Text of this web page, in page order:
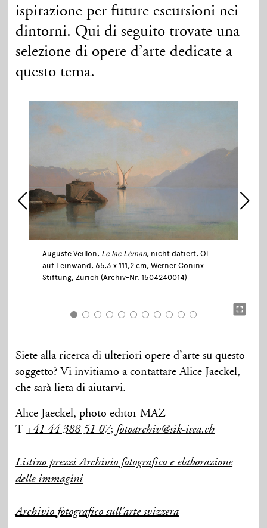
ispirazione per future escursioni nei
dintorni. Qui di seguito trovate una
selezione di opere d’arte dedicate a
questo tema.
Auguste Veillon, Le lac Léman, nicht datiert, Öl
auf Leinwand, 65,3 x 111,2 cm, Werner Coninx
Stiftung, Zürich (Archiv-Nr. 1504240014)
Siete alla ricerca di ulteriori opere d’arte su questo
soggetto? Vi invitiamo a contattare Alice Jaeckel,
che sarà lieta di aiutarvi.
Alice Jaeckel, photo editor MAZ
T +41 44 388 51 07; fotoarchiv@sik-isea.ch
Listino prezzi Archivio fotografico e elaborazione
delle immagini
Archivio fotografico sull’arte svizzera